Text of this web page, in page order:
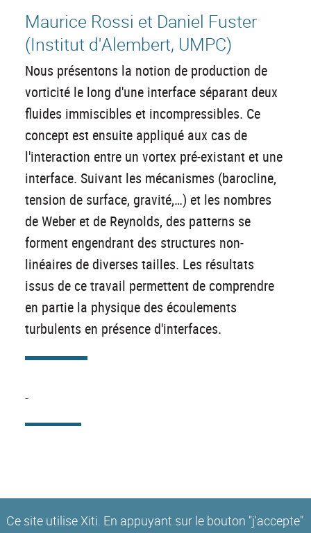
Ce site utilise Xiti. En appuyant sur le bouton "j'accepte"
Maurice Rossi et Daniel Fuster
(Institut d'Alembert, UMPC)
Nous présentons la notion de production de
vorticité le long d'une interface séparant deux
fluides immiscibles et incompressibles. Ce
concept est ensuite appliqué aux cas de
l'interaction entre un vortex pré-existant et une
interface. Suivant les mécanismes (barocline,
tension de surface, gravité,…) et les nombres
de Weber et de Reynolds, des patterns se
forment engendrant des structures non-
linéaires de diverses tailles. Les résultats
issus de ce travail permettent de comprendre
en partie la physique des écoulements
turbulents en présence d'interfaces.
-